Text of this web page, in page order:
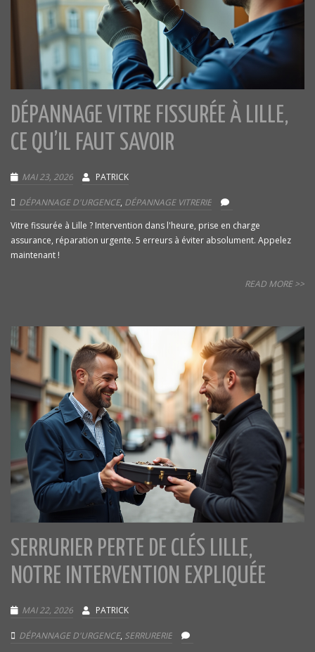
DÉPANNAGE VITRE FISSURÉE À LILLE,
CE QU’IL FAUT SAVOIR
MAI 23, 2026 PATRICK
DÉPANNAGE D'URGENCE, DÉPANNAGE VITRERIE
Vitre fissurée à Lille ? Intervention dans l'heure, prise en charge
assurance, réparation urgente. 5 erreurs à éviter absolument. Appelez
maintenant !
READ MORE >>
SERRURIER PERTE DE CLÉS LILLE,
NOTRE INTERVENTION EXPLIQUÉE
MAI 22, 2026 PATRICK
DÉPANNAGE D'URGENCE, SERRURERIE